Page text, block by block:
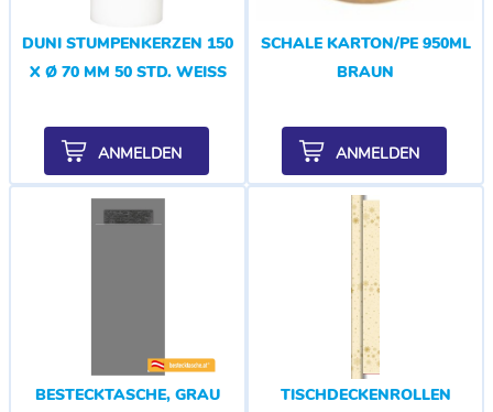
DUNI STUMPENKERZEN 150
X Ø 70 MM 50 STD. WEISS
ANMELDEN
SCHALE KARTON/PE 950ML
BRAUN
ANMELDEN
BESTECKTASCHE, GRAU
TISCHDECKENROLLEN